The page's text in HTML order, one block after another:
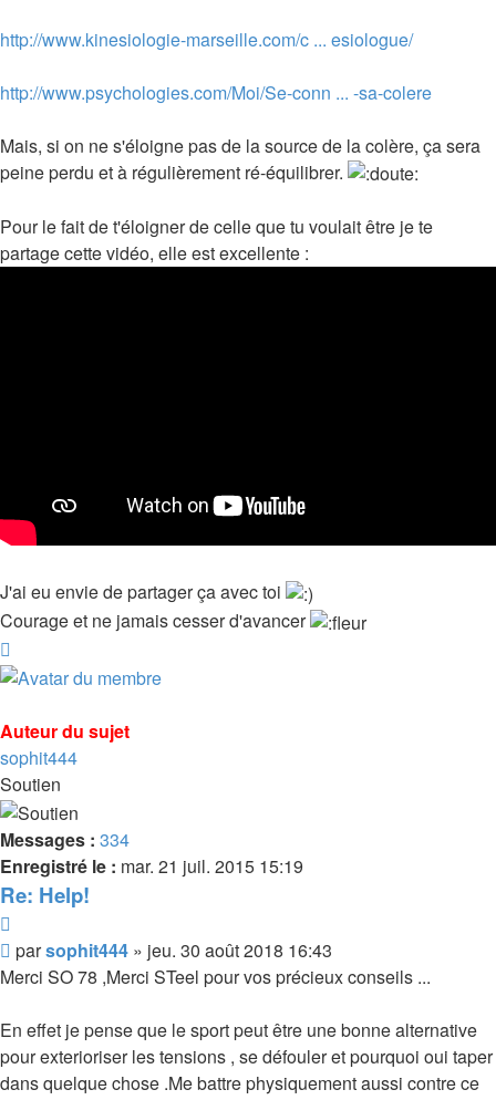
http://www.kinesiologie-marseille.com/c ... esiologue/
http://www.psychologies.com/Moi/Se-conn ... -sa-colere
Mais, si on ne s'éloigne pas de la source de la colère, ça sera
peine perdu et à régulièrement ré-équilibrer.
Pour le fait de t'éloigner de celle que tu voulait être je te
partage cette vidéo, elle est excellente :
J'ai eu envie de partager ça avec toi
Courage et ne jamais cesser d'avancer
Auteur du sujet
sophit444
Soutien
Messages : 334
Enregistré le : mar. 21 juil. 2015 15:19
Re: Help!
Message
parsophit444 » jeu. 30 août 2018 16:43
Merci SO 78 ,Merci STeel pour vos précieux conseils ...
En effet je pense que le sport peut être une bonne alternative
pour exterioriser les tensions , se défouler et pourquoi oui taper
dans quelque chose .Me battre physiquement aussi contre ce